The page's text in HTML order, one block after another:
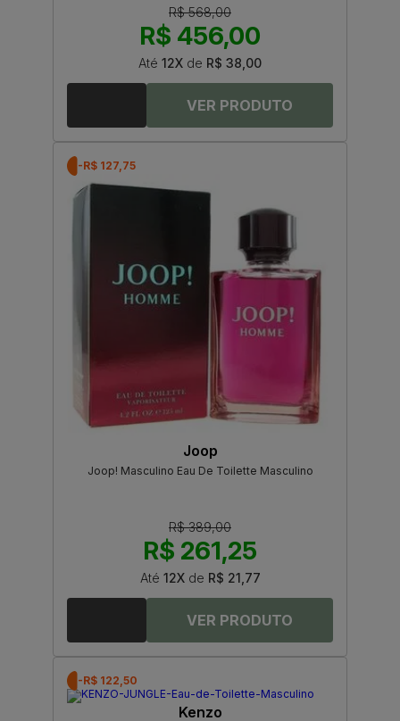
R$ 568,00
R$ 456,00
Até 12X de R$ 38,00
-R$ 127,75
Joop
Joop! Masculino Eau De Toilette Masculino
R$ 389,00
R$ 261,25
Até 12Xde R$ 21,77
-R$ 122,50
Kenzo